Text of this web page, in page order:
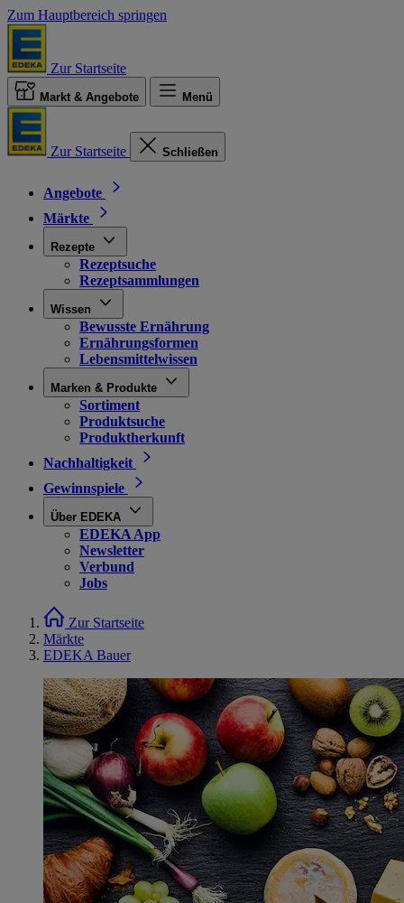
Zum Hauptbereich springen
Zur Startseite
Markt & Angebote Menü
Zur Startseite Schließen
Angebote
Märkte
Rezepte
Rezeptsuche
Rezeptsammlungen
Wissen
Bewusste Ernährung
Ernährungsformen
Lebensmittelwissen
Marken & Produkte
Sortiment
Produktsuche
Produktherkunft
Nachhaltigkeit
Gewinnspiele
Über EDEKA
EDEKA App
Newsletter
Verbund
Jobs
Zur Startseite
Märkte
EDEKA Bauer